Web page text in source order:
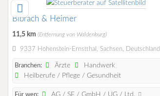
Bibrach & Heimer
11,5 km (Entfernung von Waldenburg)
9337 Hohenstein-Ernstthal, Sachsen, Deutschland
Branchen: Ärzte
Handwerk
Heilberufe / Pflege / Gesundheit
AG / SE / GmbH / UG / Ltd.